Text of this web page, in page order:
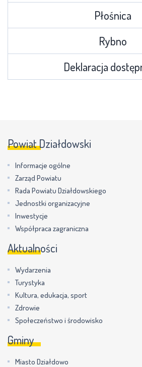
Płośnica
Rybno
Deklaracja
Powiat Działdowski
Informacje ogólne
Zarząd Powiatu
Rada Powiatu Działdowskiego
Jednostki organizacyjne
Inwestycje
Współpraca zagraniczna
Aktualności
Wydarzenia
Turystyka
Kultura, edukacja, sport
Zdrowie
Społeczeństwo i środowisko
Gminy
Miasto Działdowo